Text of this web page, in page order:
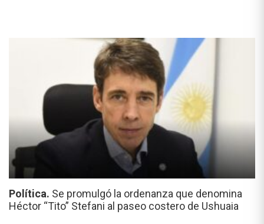
Política. Se promulgó la ordenanza que denomina
Héctor “Tito” Stefani al paseo costero de Ushuaia